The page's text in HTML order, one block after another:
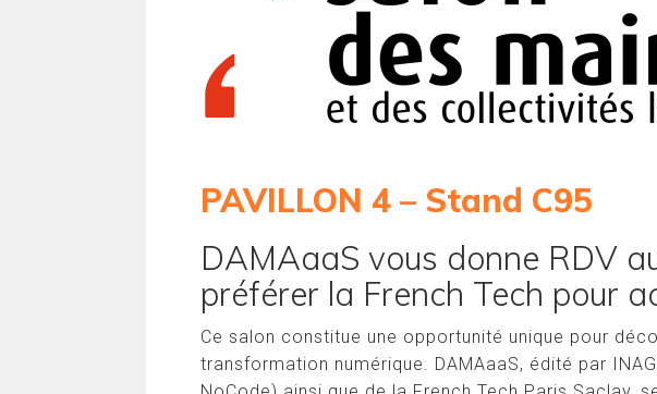
PAVILLON 4 – Stand C95
DAMAaaS vous donne RDV
préférer la French Tech pour
Ce salon constitue une opportunité unique pour
transformation numérique. DAMAaaS, édité par